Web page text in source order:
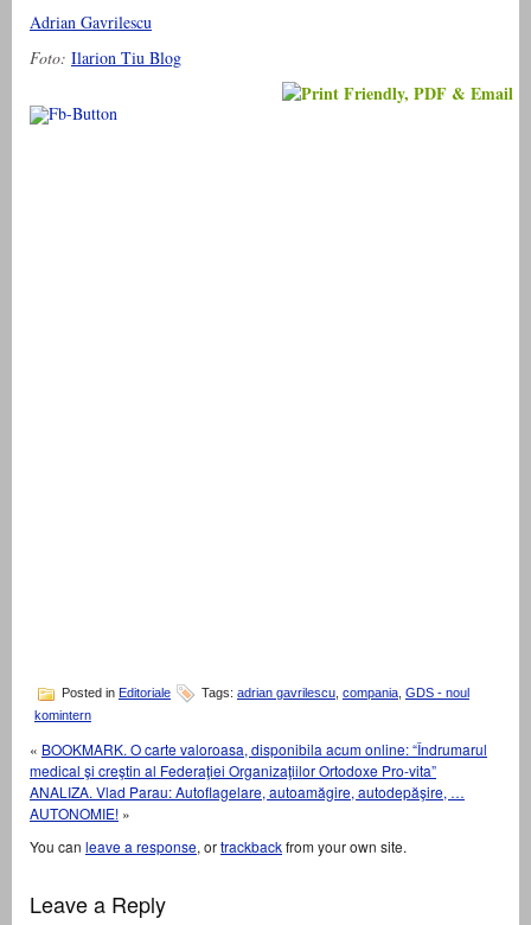
Adrian Gavrilescu
Foto: Ilarion Tiu Blog
Posted in Editoriale Tags: adrian gavrilescu compania GDS - noul
komintern
« BOOKMARK. O carte valoroasa, disponibila acum online: “Îndrumarul
medical şi creştin al Federaţiei Organizaţiilor Ortodoxe Pro-vita”
ANALIZA. Vlad Parau: Autoflagelare, autoamăgire, autodepăşire, …
AUTONOMIE! »
You can leave a response, ortrackbackfrom your own site.
Leave a Reply